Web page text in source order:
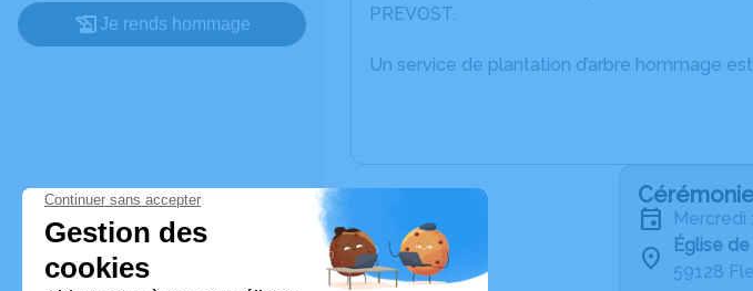
Je rends hommage
PREVOST.
Un service de plantation d’arbre hommage est
Église
59128